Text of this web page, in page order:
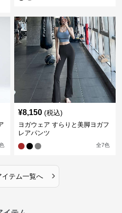
¥8,150 (税込)
ヨガウェア すらりと美脚ヨガフ
レアパンツ
全7色
イテム一覧へ ›